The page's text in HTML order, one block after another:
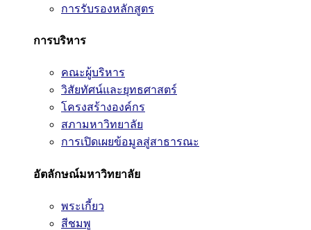
การรับรองหลักสูตร
การบริหาร
คณะผู้บริหาร
วิสัยทัศน์และยุทธศาสตร์
โครงสร้างองค์กร
สภามหาวิทยาลัย
การเปิดเผยข้อมูลสู่สาธารณะ
อัตลักษณ์มหาวิทยาลัย
พระเกี้ยว
สีชมพู